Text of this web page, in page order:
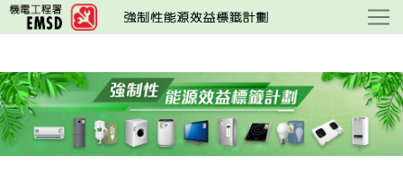
跳
至
要
內
容